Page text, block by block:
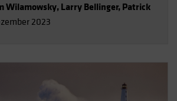
Wilamowsky, Larry Bellinger, Patrick
2023